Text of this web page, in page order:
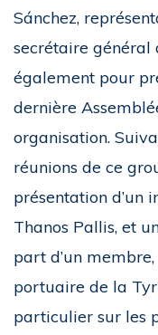
Sánchez,
secrétaire
également pour
dernière
organisation.
réunions de ce
présentation d’un
Thanos Pallis, et
part d’un
portuaire de la
particulier sur les